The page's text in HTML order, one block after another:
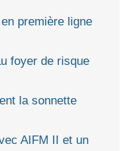
première ligne
foyer de risque
la sonnette
AIFM II et un